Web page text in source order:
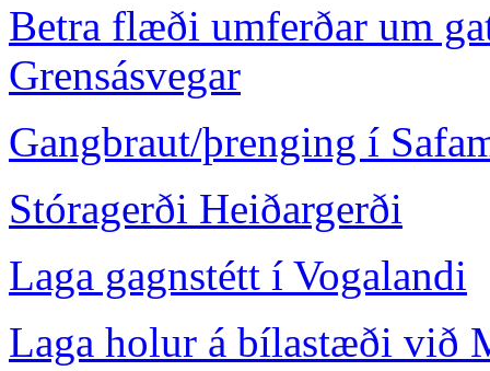
Betra flæði umferðar um
Grensásvegar
Gangbraut/þrenging í
Stóragerði Heiðargerði
Laga gagnstétt í Vogalandi
Laga holur á bílastæði við